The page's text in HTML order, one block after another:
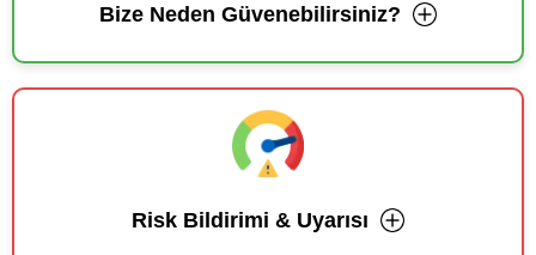
Bize Neden Güvenebilirsiniz?
Risk Bildirimi & Uyarısı